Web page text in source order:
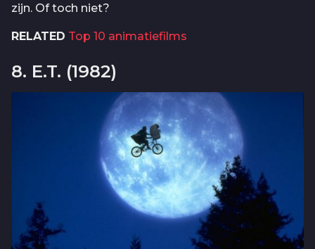
zijn. Of toch niet?
RELATED Top 10 animatiefilms
8. E.T. (1982)